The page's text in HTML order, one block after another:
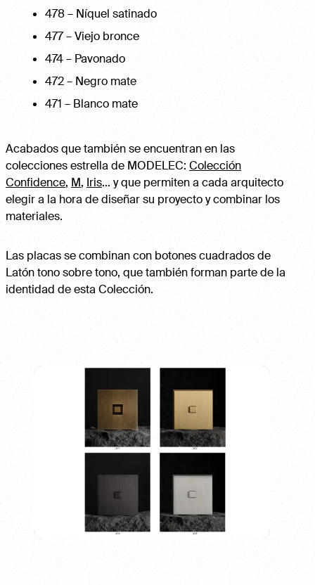
478 – Níquel satinado
477 – Viejo bronce
474 – Pavonado
472 – Negro mate
471 – Blanco mate
Acabados que también se encuentran en las
colecciones estrella de MODELEC: Colección
Confidence, M, Iris… y que permiten a cada arquitecto
elegir a la hora de diseñar su proyecto y combinar los
materiales.
Las placas se combinan con botones cuadrados de
Latón tono sobre tono, que también forman parte de la
identidad de esta Colección.